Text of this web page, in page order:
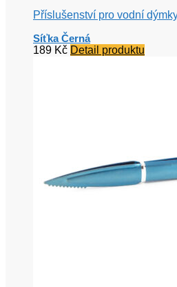
Příslušenství pro vodní dýmky
Síťka Černá
189 Kč Detail produktu